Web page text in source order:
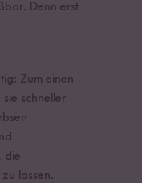
Denn erst
Zum einen
schneller
die
lassen.